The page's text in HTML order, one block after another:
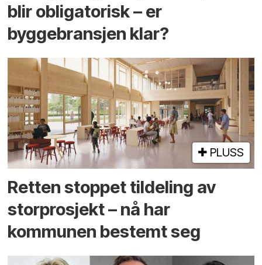
blir obligatorisk – er
byggebransjen klar?
PLUSS
Retten stoppet tildeling av
storprosjekt – nå har
kommunen bestemt seg